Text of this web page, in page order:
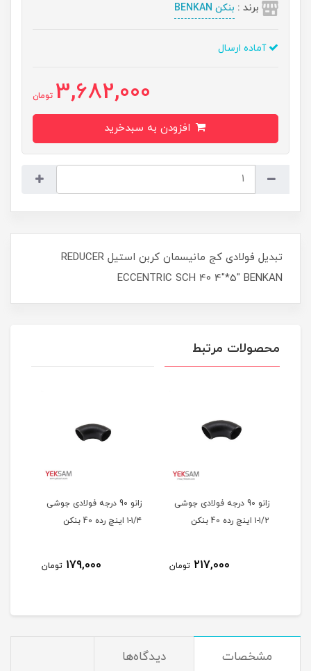
برند : بنکن BENKAN
آماده ارسال
3,682,000 تومان
تبدیل فولادی کج مانیسمان کربن استیل REDUCER
ECCENTRIC SCH 40 4"*5" BENKAN
محصولات مرتبط
زانو 90 درجه فولادی جوشی
۱/۲-۱ اینچ رده 40 بنکن
217,000 تومان
زانو 90 درجه فولادی جوشی
۱/۴-۱ اینچ رده 40 بنکن
179,000 تومان
مشخصات دیدگاه‌ها